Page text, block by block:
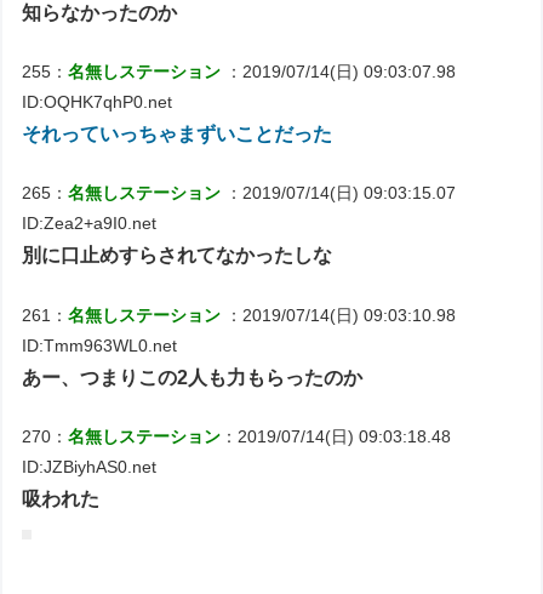
知らなかったのか
255：名無しステーション
：2019/07/14(日) 09:03:07.98
ID:OQHK7qhP0.net
それっていっちゃまずいことだった
265：名無しステーション
：2019/07/14(日) 09:03:15.07
ID:Zea2+a9I0.net
別に口止めすらされてなかったしな
261：名無しステーション
：2019/07/14(日) 09:03:10.98
ID:Tmm963WL0.net
あー、つまりこの2人も力もらったのか
270：名無しステーション ：2019/07/14(日) 09:03:18.48
ID:JZBiyhAS0.net
吸われた